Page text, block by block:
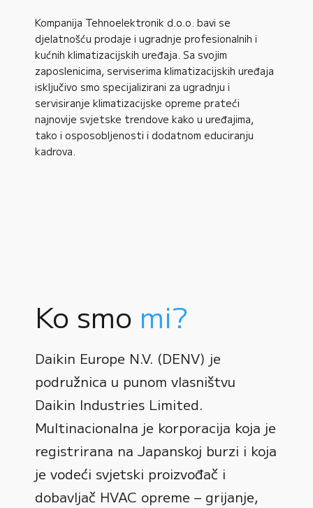
Kompanija Tehnoelektronik d.o.o. bavi se
djelatnošću prodaje i ugradnje profesionalnih i
kućnih klimatizacijskih uređaja. Sa svojim
zaposlenicima, serviserima klimatizacijskih uređaja
isključivo smo specijalizirani za ugradnju i
servisiranje klimatizacijske opreme prateći
najnovije svjetske trendove kako u uređajima,
tako i osposobljenosti i dodatnom educiranju
kadrova.
Ko smo mi?
Daikin Europe N.V. (DENV) je
podružnica u punom vlasništvu
Daikin Industries Limited.
Multinacionalna je korporacija koja je
registrirana na Japanskoj burzi i koja
je vodeći svjetski proizvođač i
dobavljač HVAC opreme – grijanje,
0